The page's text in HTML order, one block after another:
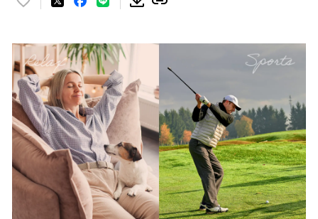
い
数
を
読
み
込
み
で
す